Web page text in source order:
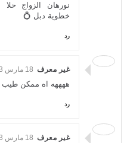
نورهان الزواج
خظوية دبل 💍
رد
غير معرف 18 مارس 2023 في 4:34 م
ههههه اه ممكن
رد
غير معرف 18 مارس 2023 في 4:39 م